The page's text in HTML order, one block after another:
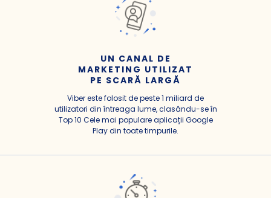
UN CANAL DE
MARKETING UTILIZAT
PE SCARĂ LARGĂ
Viber este folosit de peste 1 miliard de
utilizatori din întreaga lume, clasându-se în
Top 10 Cele mai populare aplicații Google
Play din toate timpurile.